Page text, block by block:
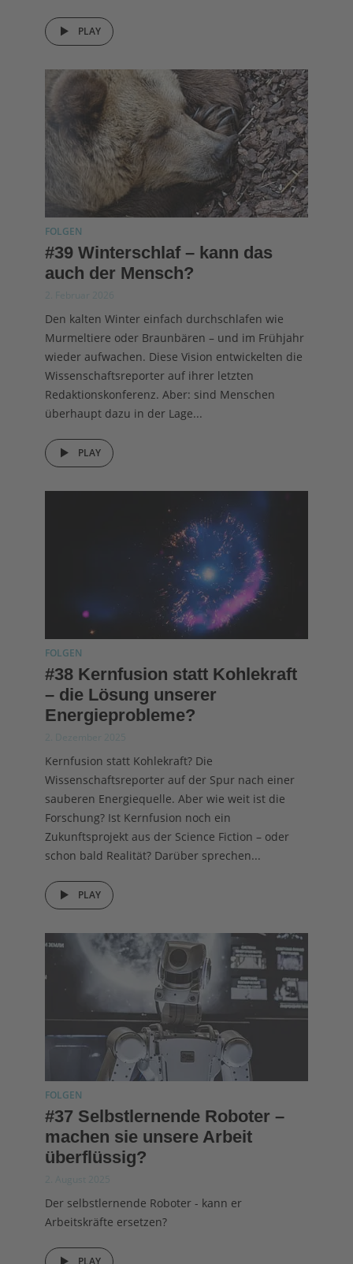
PLAY
FOLGEN
#39 Winterschlaf – kann das
auch der Mensch?
2. Februar 2026
Den kalten Winter einfach durchschlafen wie
Murmeltiere oder Braunbären – und im Frühjahr
wieder aufwachen. Diese Vision entwickelten die
Wissenschaftsreporter auf ihrer letzten
Redaktionskonferenz. Aber: sind Menschen
überhaupt dazu in der Lage...
PLAY
FOLGEN
#38 Kernfusion statt Kohlekraft
– die Lösung unserer
Energieprobleme?
2. Dezember 2025
Kernfusion statt Kohlekraft? Die
Wissenschaftsreporter auf der Spur nach einer
sauberen Energiequelle. Aber wie weit ist die
Forschung? Ist Kernfusion noch ein
Zukunftsprojekt aus der Science Fiction – oder
schon bald Realität? Darüber sprechen...
PLAY
FOLGEN
#37 Selbstlernende Roboter –
machen sie unsere Arbeit
überflüssig?
2. August 2025
Der selbstlernende Roboter - kann er
Arbeitskräfte ersetzen?
PLAY